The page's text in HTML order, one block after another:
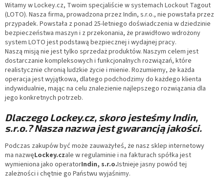
Witamy w Lockey.cz, Twoim specjaliście w systemach Lockout Tagout
(LOTO). Nasza firma, prowadzona przez Indin, s.r.o., nie powstała przez
przypadek. Powstała z ponad 25-letniego doświadczenia w dziedzinie
bezpieczeństwa maszyn i z przekonania, że ​​prawidłowo wdrożony
system LOTO jest podstawą bezpiecznej i wydajnej pracy.
Naszą misją nie jest tylko sprzedaż produktów. Naszym celem jest
dostarczanie kompleksowych i funkcjonalnych rozwiązań, które
realistycznie chronią ludzkie życie i mienie. Rozumiemy, że każda
operacja jest wyjątkowa, dlatego podchodzimy do każdego klienta
indywidualnie, mając na celu znalezienie najlepszego rozwiązania dla
jego konkretnych potrzeb.
Dlaczego Lockey.cz, skoro jesteśmy Indin,
s.r.o.? Nasza nazwa jest gwarancją jakości.
Podczas zakupów być może zauważyłeś, że nasz sklep internetowy
ma nazwęLockey.czale w regulaminie i na fakturach spółka jest
wymieniona jako operatorIndin, s.r.o.Istnieje jasny powód tej
zależności i chętnie go Państwu wyjaśnimy.